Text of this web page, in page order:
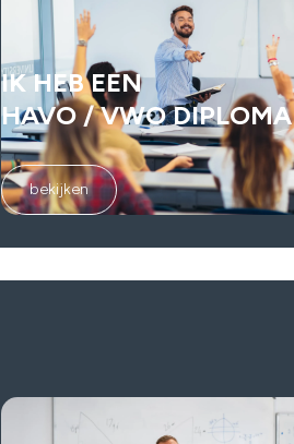
IK HEB EEN
HAVO / VWO DIPLOMA
bekijken